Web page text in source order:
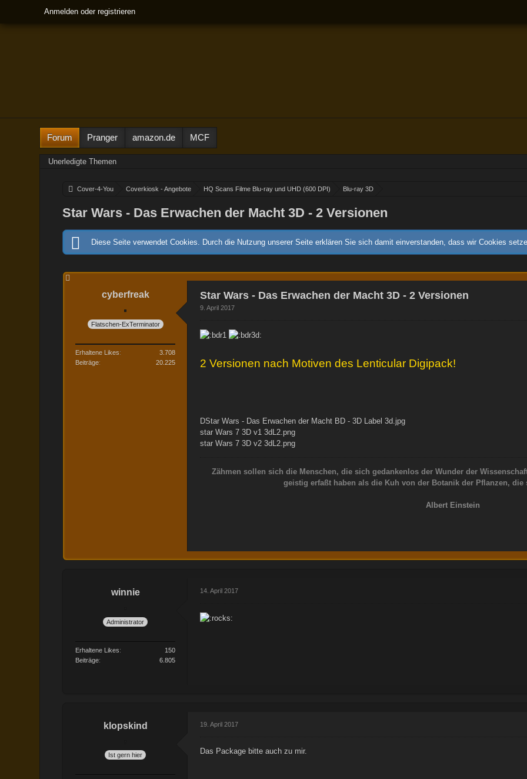
Anmelden oder registrieren
Forum Pranger amazon.de MCF
Unerledigte Themen
Cover-4-You Coverkiosk - Angebote HQ Scans Filme Blu-ray und UHD (600 DPI) Blu-ray 3D
Star Wars - Das Erwachen der Macht 3D - 2 Versionen
Diese Seite verwendet Cookies. Durch die Nutzung unserer Seite erklären Sie sich damit einverstanden, dass wir Cookies
cyberfreak
Flatschen-ExTerminator
Erhaltene Likes
3.708
Beiträge
20.225
Star Wars - Das Erwachen der Macht 3D - 2 Versionen
9. April 2017
2 Versionen nach Motiven des Lenticular Digipack!
DStar Wars - Das Erwachen der Macht BD - 3D Label 3d.jpg
star Wars 7 3D v1 3dL2.png
star Wars 7 3D v2 3dL2.png
Zähmen sollen sich die Menschen, die sich gedankenlos der Wunder der
geistig erfaßt haben als die Kuh von der Botanik der Pflanzen,
Albert Einstein
winnie
Administrator
Erhaltene Likes
150
Beiträge
6.805
14. April 2017
klopskind
Ist gern hier
19. April 2017
Das Package bitte auch zu mir.